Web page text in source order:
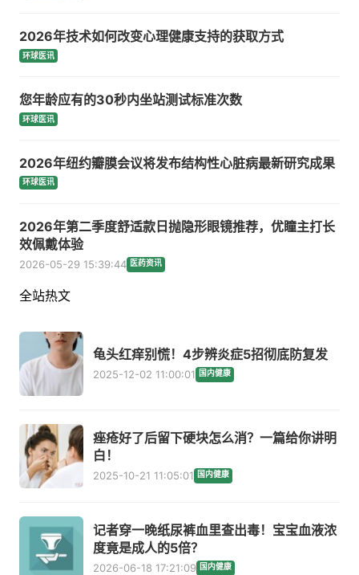
2026年技术如何改变心理健康支持的获取方式
环球医讯
您年龄应有的30秒内坐站测试标准次数
环球医讯
2026年纽约瓣膜会议将发布结构性心脏病最新研究成果
环球医讯
2026年第二季度舒适款日抛隐形眼镜推荐，优瞳主打长
效佩戴体验
2026-05-29 15:39:44 医药资讯
全站热文
龟头红痒别慌！4步辨炎症5招彻底防复发
2025-12-02 11:00:01 国内健康
痤疮好了后留下硬块怎么消？一篇给你讲明
白！
2025-10-21 11:05:01 国内健康
记者穿一晚纸尿裤血里查出毒！宝宝血液浓
度竟是成人的5倍？
2026-06-18 17:21:09 国内健康